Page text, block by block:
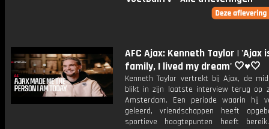
AFC Ajax: Kenneth Taylor | 'Ajax
family, I lived my dream' 🤍♥️🤍
Kenneth Taylor vertrekt bij Ajax, de
blikt in zijn laatste interview terug op
Amsterdam. Een periode waarin hij
geleerd, vriendschappen heeft
sportieve hoogtepunten heeft